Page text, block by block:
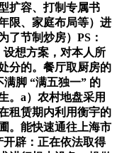
扩容、打制专属书
限、家庭布局等）进
了节制炒房）PS：
想方案，对本人所
分的。餐厅取厨房的
满脚 “满五独一” 的
。a）农村地盘采用
租赁期内利用衡宇的
。能快速通往上海市
开辟：正在依法取得